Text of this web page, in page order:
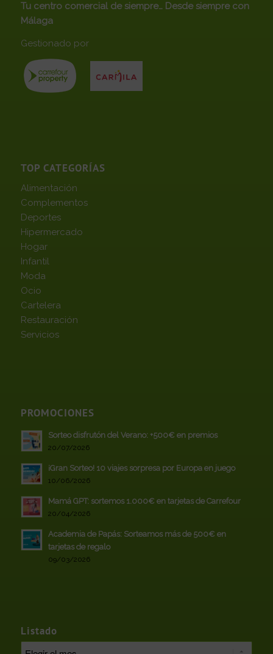
Tu centro comercial de siempre… Desde siempre con
Málaga
Gestionado por
TOP CATEGORÍAS
Alimentación
Complementos
Deportes
Hipermercado
Hogar
Infantil
Moda
Ocio
Cartelera
Restauración
Servicios
PROMOCIONES
Sorteo disfrutón del Verano: +500€ en premios
20/07/2026
¡Gran Sorteo! 10 viajes sorpresa por Europa en juego
10/06/2026
Mamá GPT: sortemos 1.000€ en tarjetas de Carrefour
20/04/2026
Academia de Papás: Sorteamos más de 500€ en
tarjetas de regalo
09/03/2026
Listado